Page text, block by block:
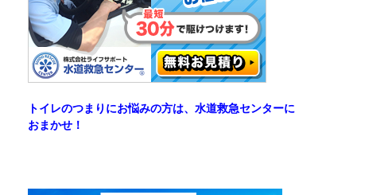
トイレのつまりにお悩みの方は、水道救急センターに
おまかせ！